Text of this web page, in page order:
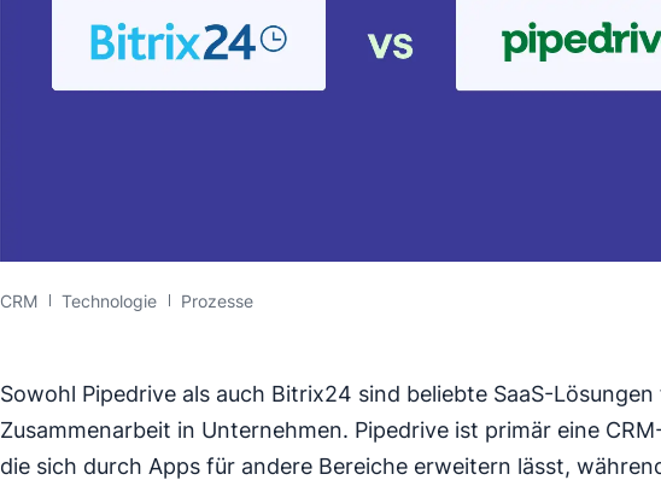
CRM Technologie Prozesse
Sowohl Pipedrive als auch Bitrix24 sind beliebte SaaS-Lösungen
Zusammenarbeit in Unternehmen. Pipedrive ist primär eine
die sich durch Apps für andere Bereiche erweitern lässt,